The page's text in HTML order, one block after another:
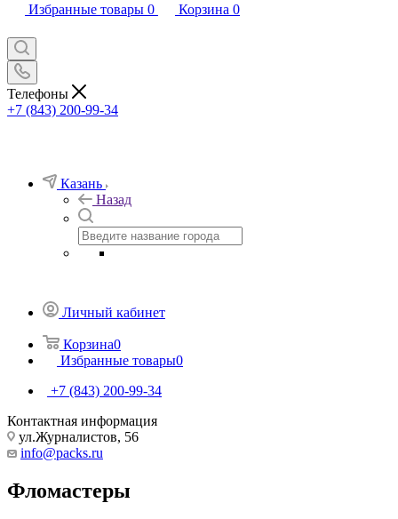
Избранные товары 0 Корзина 0
Телефоны
+7 (843) 200-99-34
Казань
Назад
Личный кабинет
Корзина0
Избранные товары0
+7 (843) 200-99-34
Контактная информация
ул.Журналистов, 56
info@packs.ru
Фломастеры